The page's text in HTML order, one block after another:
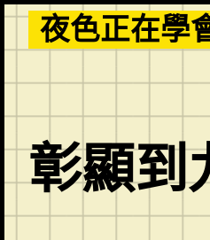
Skip
to
content
夜色正在學
彰顯到